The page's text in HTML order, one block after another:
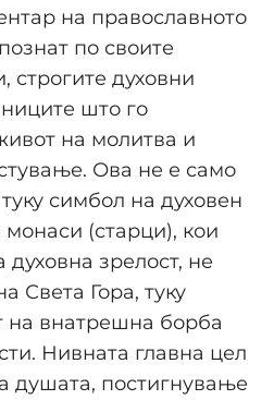
на православното
по своите
строгите духовни
што го
на молитва и
Ова не е само
симбол на духовен
монаси (старци), кои
духовна зрелост, не
Света Гора, туку
на внатрешна борба
Нивната главна цел
душата, постигнување